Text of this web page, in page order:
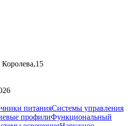
питанияСистемы управления
профилиФункциональный